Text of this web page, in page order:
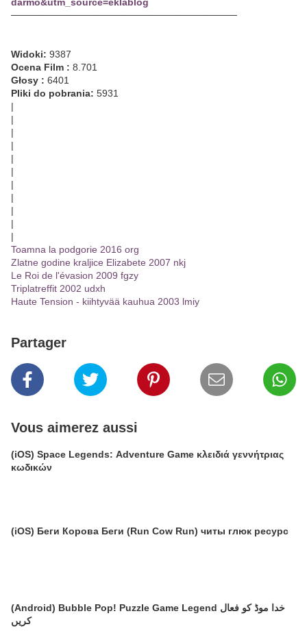
─────────────────────────────────
Widoki: 9387
Ocena Film : 8.701
Głosy : 6401
Pliki do pobrania: 5931
|
|
|
|
|
|
|
|
|
|
|
Toamna la podgorie 2016 org
Zlatne godine kraljice Elizabete 2007 nkj
Le Roi de l'évasion 2009 fgzy
Triplatreffit 2002 udxh
Haute Tension - kiihtyvää kauhua 2003 lmiy
Partager
Vous aimerez aussi
(iOS) Space Legends: Adventure Game κλειδιά γεννήτριας
κωδικών
(iOS) Беги Корова Беги (Run Cow Run) читы глюк ресурс
(Android) Bubble Pop! Puzzle Game Legend خدا موڈ کو فعال
کریں